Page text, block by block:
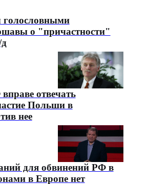
голословными
о "причастности"
отвечать
Польши в
нее
для обвинений РФ в
в Европе нет